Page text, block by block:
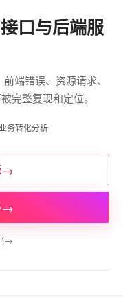
口与后端服
端错误、资源请求、
完整复现和定位。
务转化分析
→
→
→